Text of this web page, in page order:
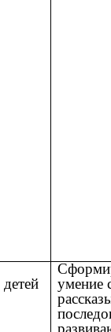
детей
умение